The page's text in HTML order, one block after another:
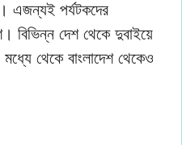
এজন্যই পর্যটকদের
বিভিন্ন দেশ থেকে দুবাইয়ে
থেকে বাংলাদেশ থেকেও